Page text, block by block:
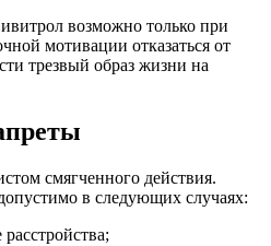
возможно только при
мотивации отказаться от
трезвый образ жизни на
смягченного действия.
в следующих случаях: